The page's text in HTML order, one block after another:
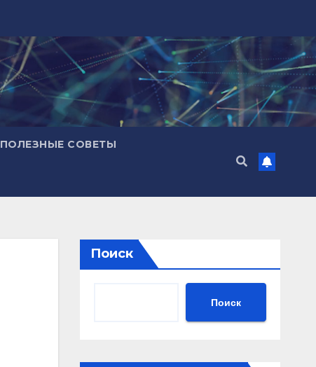
ПОЛЕЗНЫЕ СОВЕТЫ
Поиск
Поиск